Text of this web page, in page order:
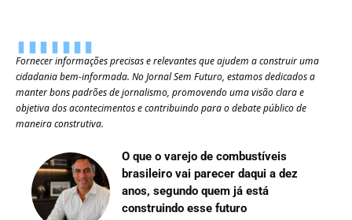
Fornecer informações precisas e relevantes que ajudem a construir uma
cidadania bem-informada. No Jornal Sem Futuro, estamos dedicados a
manter bons padrões de jornalismo, promovendo uma visão clara e
objetiva dos acontecimentos e contribuindo para o debate público de
maneira construtiva.
O que o varejo de combustíveis
brasileiro vai parecer daqui a dez
anos, segundo quem já está
construindo esse futuro